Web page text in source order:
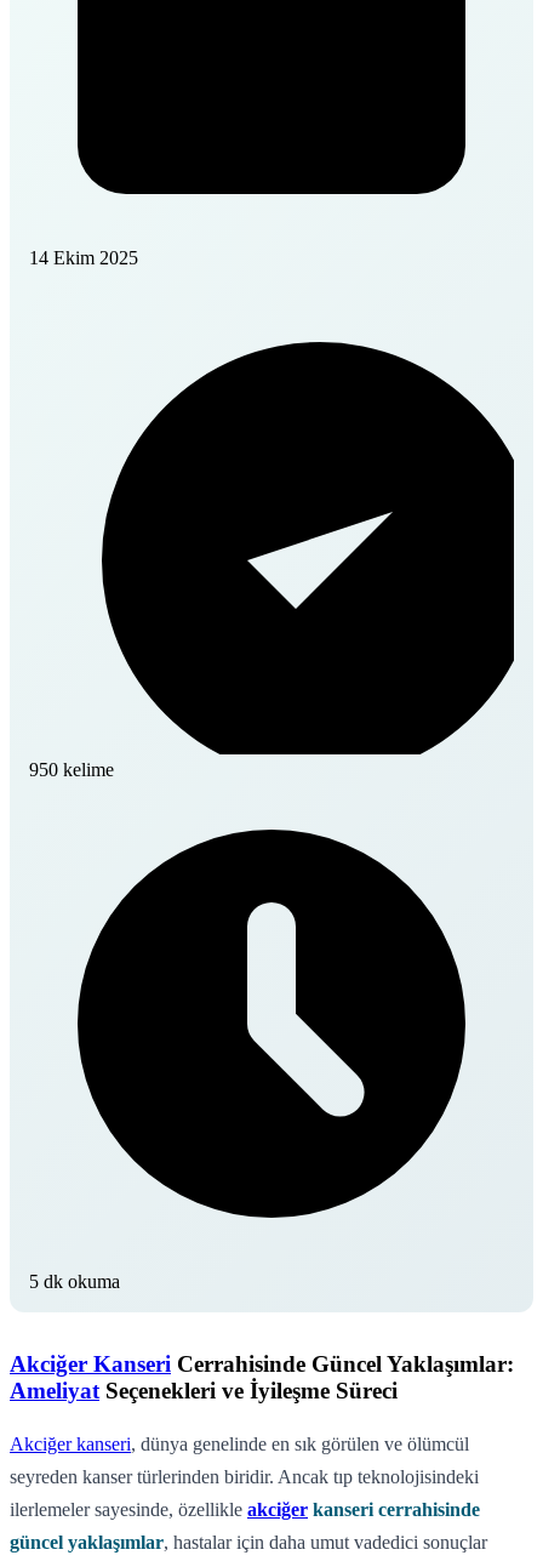
14 Ekim 2025
950 kelime
5 dk okuma
Akciğer Kanseri Cerrahisinde Güncel Yaklaşımlar:
Ameliyat Seçenekleri ve İyileşme Süreci
Akciğer kanseri, dünya genelinde en sık görülen ve ölümcül
seyreden kanser türlerinden biridir. Ancak tıp teknolojisindeki
ilerlemeler sayesinde, özellikle akciğer kanseri cerrahisinde
güncel yaklaşımlar, hastalar için daha umut vadedici sonuçlar